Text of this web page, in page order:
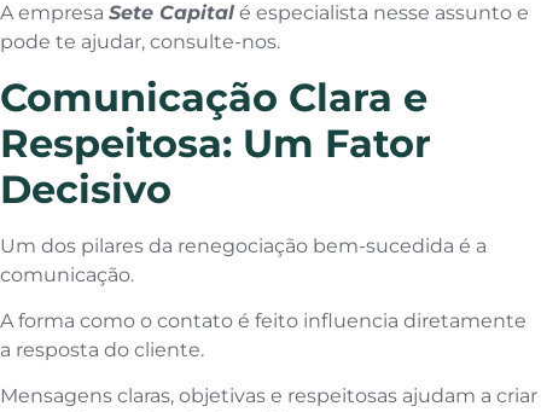
A empresa Sete Capital é especialista nesse assunto e
pode te ajudar, consulte-nos.
Comunicação Clara e
Respeitosa: Um Fator
Decisivo
Um dos pilares da renegociação bem-sucedida é a
comunicação.
A forma como o contato é feito influencia diretamente
a resposta do cliente.
Mensagens claras, objetivas e respeitosas ajudam a criar